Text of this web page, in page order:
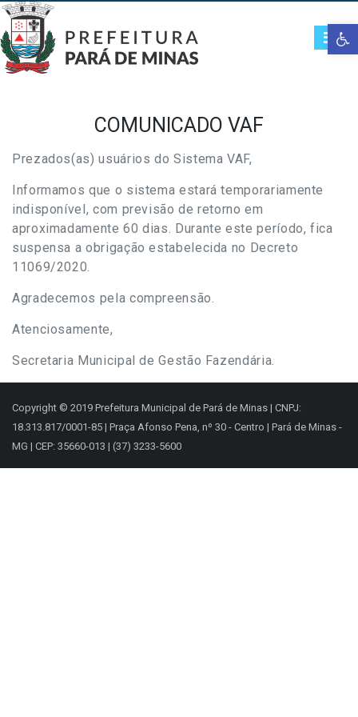
COMUNICADO VAF
Prezados(as) usuários do Sistema VAF,
Informamos que o sistema estará temporariamente
indisponível, com previsão de retorno em
aproximadamente 60 dias. Durante este período, fica
suspensa a obrigação estabelecida no Decreto
11069/2020.
Agradecemos pela compreensão.
Atenciosamente,
Secretaria Municipal de Gestão Fazendária.
Copyright © 2019 Prefeitura Municipal de Pará de Minas | CNPJ:
18.313.817/0001-85 | Praça Afonso Pena, nº 30 - Centro | Pará de Minas -
MG | CEP: 35660-013 | (37) 3233-5600